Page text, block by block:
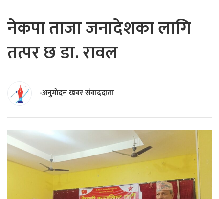
नेकपा ताजा जनादेशका लागि
तत्पर छ डा. रावल
-अनुमोदन खबर संवाददाता